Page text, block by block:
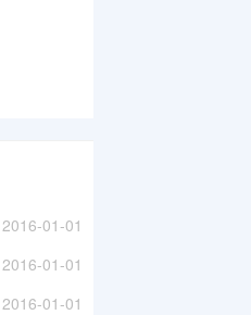
2016-01-01
2016-01-01
2016-01-01